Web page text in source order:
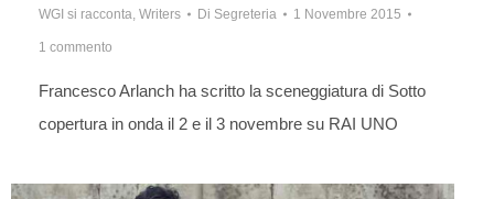
WGI si racconta Writers Di Segreteria 1 Novembre 2015
1 commento
Francesco Arlanch ha scritto la sceneggiatura di Sotto
copertura in onda il 2 e il 3 novembre su RAI UNO